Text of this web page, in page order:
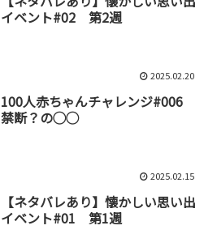
イベント#02 第2週
2025.02.20
100人赤ちゃんチャレンジ#006
禁断？の◯◯
2025.02.15
【ネタバレあり】懐かしい思い出
イベント#01 第1週